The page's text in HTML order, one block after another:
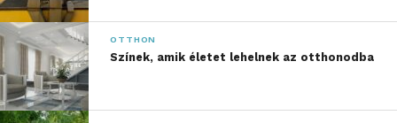
Magyarország és Szlovákia vezérigazgatója, majd
hozzátette:
„Nagyon örülök, hogy a
soroksári áruház átépítési
OTTHON
Színek, amik életet lehelnek az otthonodba